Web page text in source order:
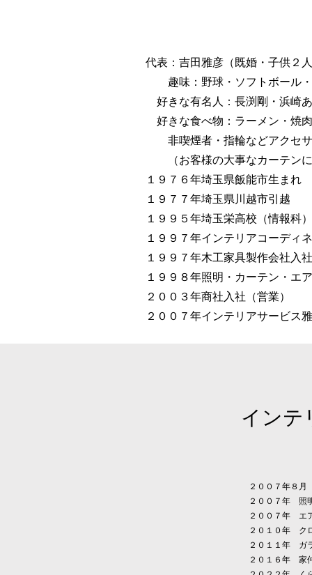
代表：吉田雅彦（既婚・子供２
趣味：野球・ソフトボール・
好きな有名人：長渕剛・浜崎
好きな食べ物：ラーメン・焼
非喫煙者・指輪などアクセ
（お客様の大事なカーテン
１９７６年埼玉県飯能市生まれ
１９７７年埼玉県川越市引越
１９９５年埼玉栄高校（情報科
１９９７年インテリアコーディ
​１９９７年木工家具製作会社入社
１９９８年照明・カーテン・エ
２００３年商社入社（営業）
２００７年インテリアサービス
インテ
２００７年８
２００７年 照
２００７年 エ
２０１０年 ク
２０１１年 ガ
２０１６年 家